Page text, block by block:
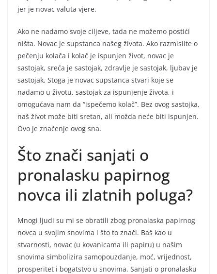
jer je novac valuta vjere.
Ako ne nadamo svoje ciljeve, tada ne možemo postići
ništa. Novac je supstanca našeg života. Ako razmislite o
pečenju kolača i kolač je ispunjen život, novac je
sastojak, sreća je sastojak, zdravlje je sastojak, ljubav je
sastojak. Stoga je novac supstanca stvari koje se
nadamo u životu, sastojak za ispunjenje života, i
omogućava nam da “ispečemo kolač”. Bez ovog sastojka,
naš život može biti sretan, ali možda neće biti ispunjen.
Ovo je značenje ovog sna.
Što znači sanjati o
pronalasku papirnog
novca ili zlatnih poluga?
Mnogi ljudi su mi se obratili zbog pronalaska papirnog
novca u svojim snovima i što to znači. Baš kao u
stvarnosti, novac (u kovanicama ili papiru) u našim
snovima simbolizira samopouzdanje, moć, vrijednost,
prosperitet i bogatstvo u snovima. Sanjati o pronalasku